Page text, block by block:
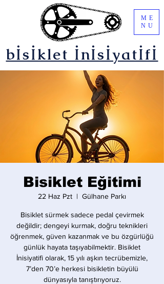
bİsİklet İnİsİyatİfİ
ME
NU
Bisiklet Eğitimi
22 Haz Pzt
  |
Gülhane Parkı
Bisiklet sürmek sadece pedal çevirmek
değildir; dengeyi kurmak, doğru teknikleri
öğrenmek, güven kazanmak ve bu özgürlüğü
günlük hayata taşıyabilmektir. Bisiklet
İnisiyatifi olarak, 15 yılı aşkın tecrübemizle,
7’den 70’e herkesi bisikletin büyülü
dünyasıyla tanıştırıyoruz.